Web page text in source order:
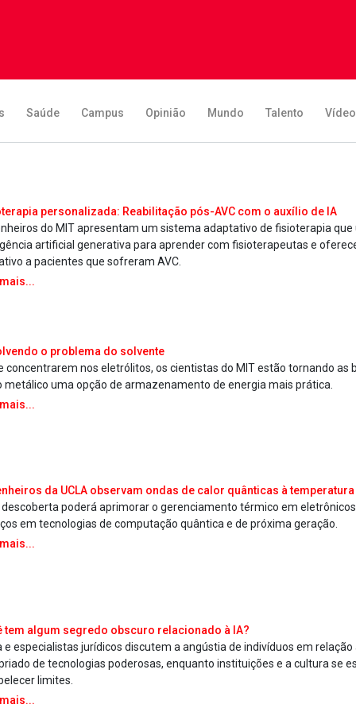
Saúde Campus Opinião Mundo Talento
personalizada: Reabilitação pós-AVC com o auxílio de IA
do MIT apresentam um sistema adaptativo de fisioterapia que
artificial generativa para aprender com fisioterapeutas e
a pacientes que sofreram AVC.
o problema do solvente
concentrarem nos eletrólitos, os cientistas do MIT estão tornando as
metálico uma opção de armazenamento de energia mais prática.
da UCLA observam ondas de calor quânticas à
descoberta poderá aprimorar o gerenciamento térmico em
em tecnologias de computação quântica e de próxima geração.
tem algum segredo obscuro relacionado à IA?
e especialistas jurídicos discutem a angústia de indivíduos em relação
de tecnologias poderosas, enquanto instituições e a cultura se
limites.